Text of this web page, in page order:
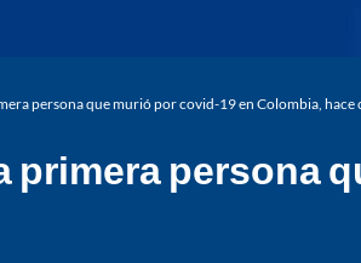
persona que murió por covid-19 en Colombia, hace
primera persona